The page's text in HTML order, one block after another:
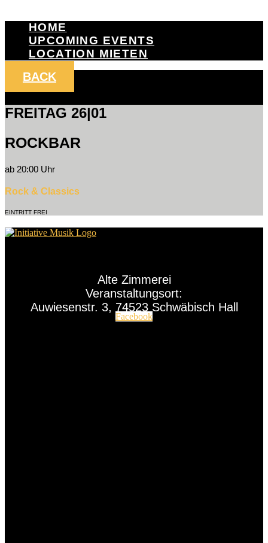
HOME
UPCOMING EVENTS
LOCATION MIETEN
BACK
FREITAG 26|01
ROCKBAR
ab 20:00 Uhr
Rock & Classics
EINTRITT FREI
Alte Zimmerei
Veranstaltungsort:
Auwiesenstr. 3, 74523 Schwäbisch Hall
Facebook